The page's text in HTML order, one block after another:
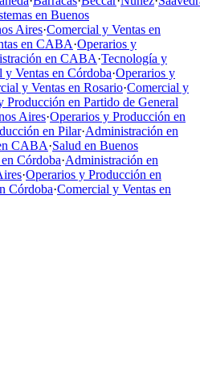
en Buenos
Aires·Comercial y Ventas en
en CABA·Operarios y
en CABA·Tecnología y
y Ventas en Córdoba·Operarios y
y Ventas en Rosario·Comercial y
Producción en Partido de General
Aires·Operarios y Producción en
en Pilar·Administración en
CABA·Salud en Buenos
Córdoba·Administración en
·Operarios y Producción en
Córdoba·Comercial y Ventas en